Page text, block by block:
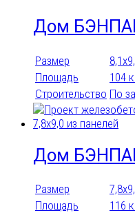
Дом
Размер
Площадь
104
Строительство По
Дом
Размер
Площадь
116